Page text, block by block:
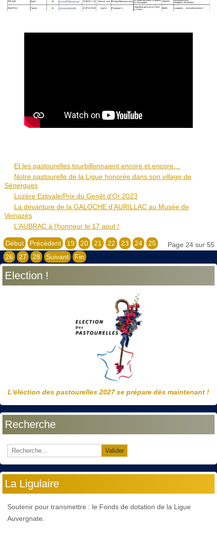
Et les pastourelles tourbillonnaient encore et encore…
Notre pastourelle de la Ligue honorée dans son village de
Sénergues
Lozère Estivale/Prix du Genêt d’Or 2023
La devanture de la GALOCHE d’AURILLAC au Musée de
Veinazès
L’AUBRAC à l’honneur le 17 aout !
Page 24 sur 55
Début Précédent 19 20 21 22 23 24
25
26
27 28 Suivant Fin
Election !
L'éléction des pastourelles 2027 se prépare dès maintenant !
Recherche
Valider
La Ligulaire
Soutenir pour transmettre : le Fonds de dotation de la Ligue
Auvergnate.